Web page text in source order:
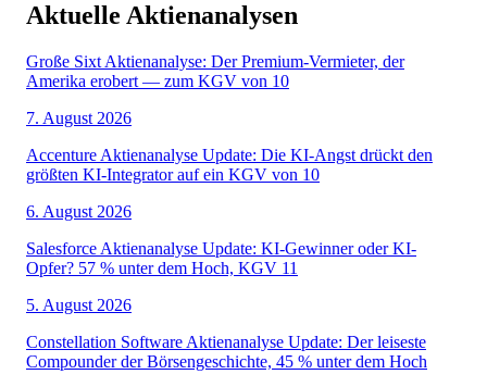
Aktuelle Aktienanalysen
Große Sixt Aktienanalyse: Der Premium-Vermieter, der
Amerika erobert — zum KGV von 10
7. August 2026
Accenture Aktienanalyse Update: Die KI-Angst drückt den
größten KI-Integrator auf ein KGV von 10
6. August 2026
Salesforce Aktienanalyse Update: KI-Gewinner oder KI-
Opfer? 57 % unter dem Hoch, KGV 11
5. August 2026
Constellation Software Aktienanalyse Update: Der leiseste
Compounder der Börsengeschichte, 45 % unter dem Hoch